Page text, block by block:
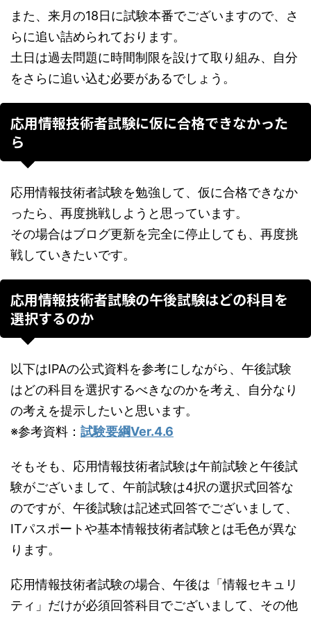
また、来月の18日に試験本番でございますので、さ
らに追い詰められております。
土日は過去問題に時間制限を設けて取り組み、自分
をさらに追い込む必要があるでしょう。
応用情報技術者試験に仮に合格できなかった
ら
応用情報技術者試験を勉強して、仮に合格できなか
ったら、再度挑戦しようと思っています。
その場合はブログ更新を完全に停止しても、再度挑
戦していきたいです。
応用情報技術者試験の午後試験はどの科目を
選択するのか
以下はIPAの公式資料を参考にしながら、午後試験
はどの科目を選択するべきなのかを考え、自分なり
の考えを提示したいと思います。
※参考資料： 試験要綱Ver.4.6
そもそも、応用情報技術者試験は午前試験と午後試
験がございまして、午前試験は4択の選択式回答な
のですが、午後試験は記述式回答でございまして、
ITパスポートや基本情報技術者試験とは毛色が異な
ります。
応用情報技術者試験の場合、午後は「情報セキュリ
ティ」だけが必須回答科目でございまして、その他